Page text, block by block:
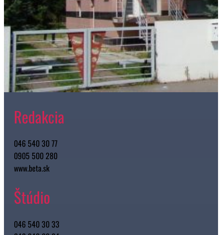
Redakcia
046 540 30 77
0905 500 280
www.beta.sk
Štúdio
046 540 30 33